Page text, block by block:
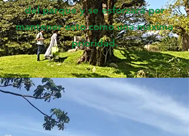
del parque y se esforzará por
mantener esto como una máxima
prioridad.